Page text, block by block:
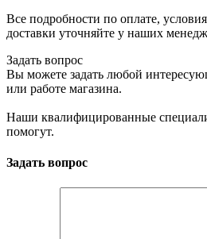
Все подробности по оплате,
доставки уточняйте у наших
Задать вопрос
Вы можете задать любой
или работе магазина.
Наши квалифицированные
помогут.
Задать вопрос